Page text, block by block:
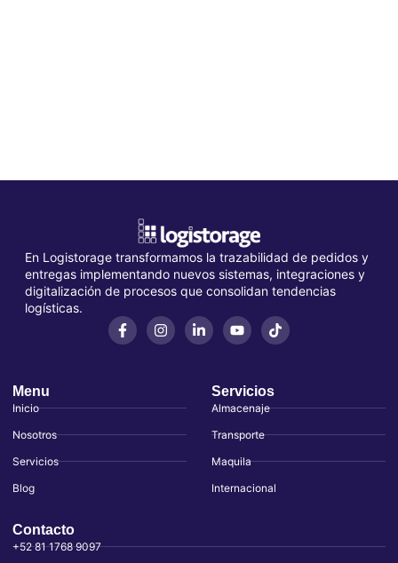
En Logistorage transformamos la trazabilidad de pedidos y
entregas implementando nuevos sistemas, integraciones y
digitalización de procesos que consolidan tendencias
logísticas.
Menu
Inicio
Nosotros
Servicios
Blog
Servicios
Almacenaje
Transporte
Maquila
Internacional
Contacto
+52 81 1768 9097